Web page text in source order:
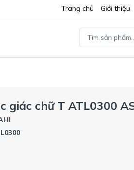
Trang chủ Giới thiệu
giác chữ T ATL0300